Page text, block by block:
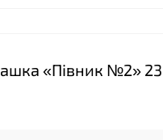
«Півник №2»